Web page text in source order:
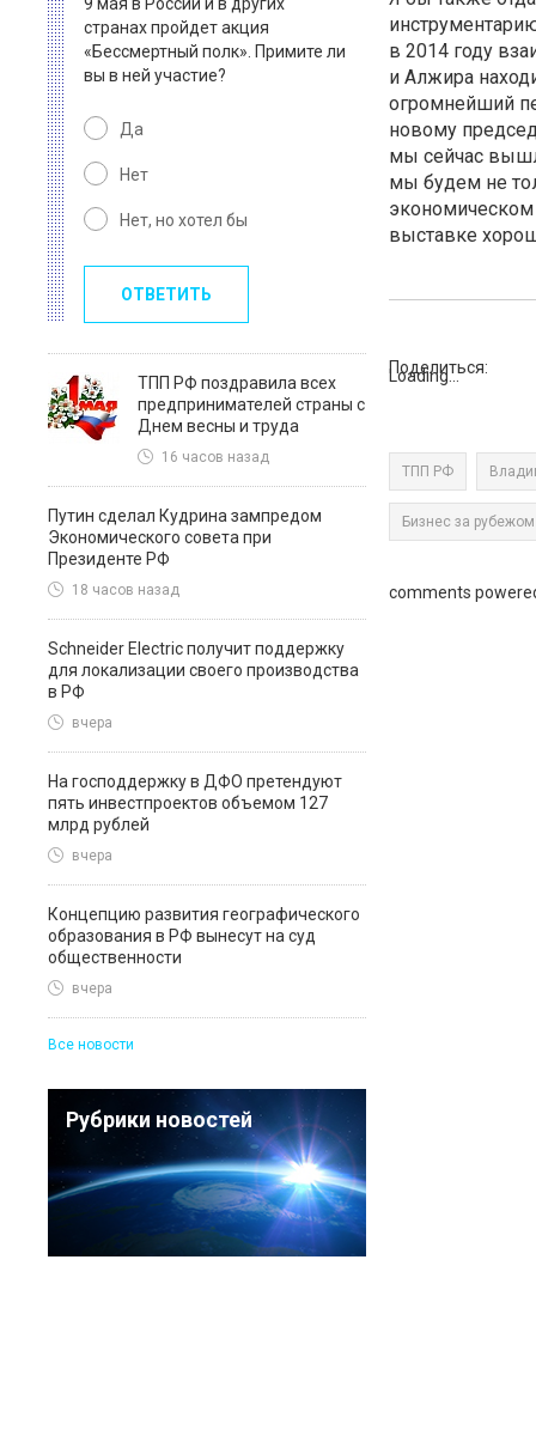
странах пройдет акция
«Бессмертный полк». Примите ли
вы в ней участие?
Да
Нет
Нет, но хотел бы
ОТВЕТИТЬ
ТПП РФ поздравила всех
предпринимателей страны с
Днем весны и труда
16 часов назад
Путин сделал Кудрина зампредом
Экономического совета при
Президенте РФ
18 часов назад
Schneider Electric получит поддержку
для локализации своего производства
в РФ
вчера
На господдержку в ДФО претендуют
пять инвестпроектов объемом 127
млрд рублей
вчера
Концепцию развития географического
образования в РФ вынесут на суд
общественности
вчера
Все новости
Рубрики новостей
в 2014 году
и Алжира
огромнейший
новому
мы сейчас
мы будем не
выставке
Поделиться:
Loading...
ТПП РФ
Бизнес за рубежом
comments